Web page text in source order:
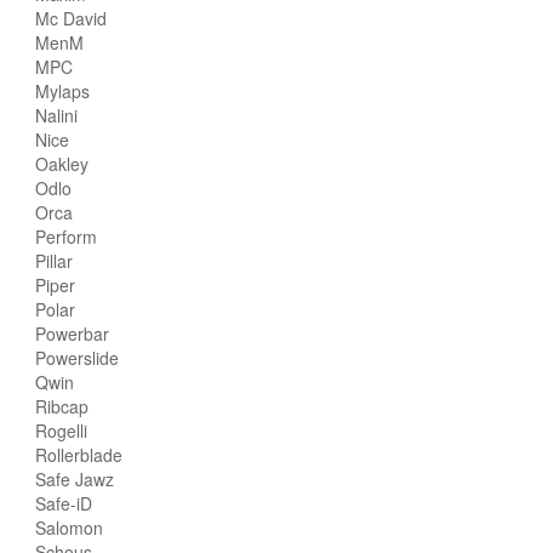
Mc David
MenM
MPC
Mylaps
Nalini
Nice
Oakley
Odlo
Orca
Perform
Pillar
Piper
Polar
Powerbar
Powerslide
Qwin
Ribcap
Rogelli
Rollerblade
Safe Jawz
Safe-iD
Salomon